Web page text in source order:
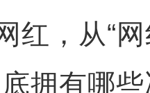
红，从“
拥有哪